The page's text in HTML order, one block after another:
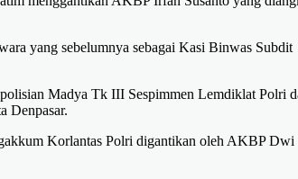
yang sebelumnya sebagai Kasi Binwas Subdit
Madya Tk III Sespimmen Lemdiklat Polri
Denpasar.
Korlantas Polri digantikan oleh AKBP Dwi